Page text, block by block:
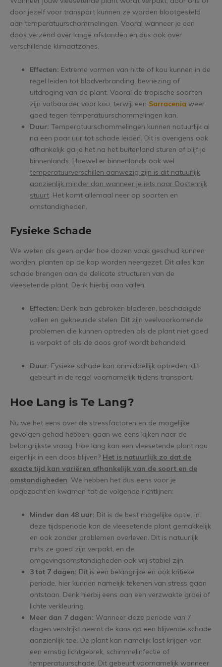
door jezelf voor transport kunnen ze worden blootgesteld
aan temperatuurschommelingen. Vooral wanneer je een
doos verzend over lange afstanden en dus ook over
verschillende klimaatzones.
Effecten: Extreme vormen van hitte of kou kunnen in de
regel leiden tot bladverbranding, bevriezing of
uitdroging van de plant. Vooral de tropische soorten
zijn vatbaarder voor kou, terwijl een Sarracenia weer
goed tegen temperatuurschommelingen kan.
Duur: Temperatuurschommelingen kunnen natuurlijk al
na een paar uur tot schade leiden. Dit is overigens ook
afhankelijk ga je het na het buitenland sturen of blijf je
binnenlands. Hoewel er binnenlands ook wel
temperatuurverschillen aanwezig zijn is dit natuurlijk
aanzienlijk minder dan wanneer je iets naar Oostenrijk
stuurt. Het komt allemaal neer op soorten en
omstandigheden.
Fysieke Schade
We weten als geen ander hoe dozen vaak geschud kunnen
worden, planten op de kop worden neergezet. Dit alles kan
schade brengen aan de delicate structuren van de
vleesetende plant. Denk hierbij aan vallen.
Effecten: Denk aan gebroken bladeren, beschadigde
vallen en gekneusde stelen. Dit zijn veelvoorkomende
problemen die kunnen optreden als de plant niet goed
is verpakt of als de doos grof wordt behandeld.
Duur: Fysieke schade kan onmiddellijk optreden, dit
gebeurt in de regel voornamelijk tijdens transport.
Hoe Lang is Te Lang?
Nu we het eens over de stressfactoren en de mogelijke
gevolgen gehad hebben, gaan we eens kijken naar de
belangrijkste vraag. Hoe lang kan een vleesetende plant nou
eigenlijk in een doos blijven? Het is natuurlijk zo dat de
exacte tijd kan variëren afhankelijk van de soort en de
omstandigheden. We hebben het dus eens voor je
opgezocht en kwamen tot de volgende richtlijnen:
Minder dan 48 uur: Dit is de best mogelijke optie, in
deze tijdsperiode kan de vleesetende plant gemakkelijk
en ook zonder problemen overleven. Dit is natuurlijk
mits ze goed zijn verpakt, en de
omgevingsomstandigheden ook vrij stabiel zijn.
3 tot 7 dagen: Dit is een belangrijke en ook kritieke
periode, hier kunnen namelijk tekenen van stress gaan
ontstaan. Denk hierbij eens aan een verzwakte groei of
lichte verkleuring.
Meer dan 7 dagen: Wanneer deze periode van 7
dagen verstrijkt neemt de kans op een blijvende schade
aanzienlijk toe. De plant kan namelijk last krijgen van
een ernstig lichtgebrek, schimmelinfectie of
temperatuurschade. Dit gebeurt voornamelijk wanneer